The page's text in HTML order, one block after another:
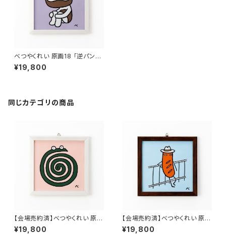
べつやくれい 原画18 「逆パンダ
星人」
¥19,800
同じカテゴリの商品
【会場売約済】べつやくれい 原画
1 「蚊取り線香」
¥19,800
【会場売約済】べつやくれい 原画
2 「かっこいいウインナー」
¥19,800